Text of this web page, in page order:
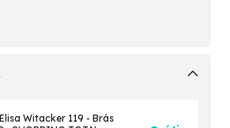
Witacker 119 - Brás